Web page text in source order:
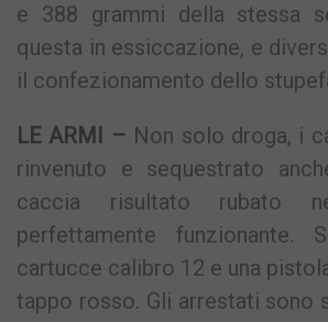
e 388 grammi della stessa
questa in essiccazione, e
il confezionamento dello
LE ARMI – Non solo droga, i
rinvenuto e sequestrato
caccia risultato rubato
perfettamente funzionante.
cartucce calibro 12 e una
tappo rosso. Gli arrestati sono